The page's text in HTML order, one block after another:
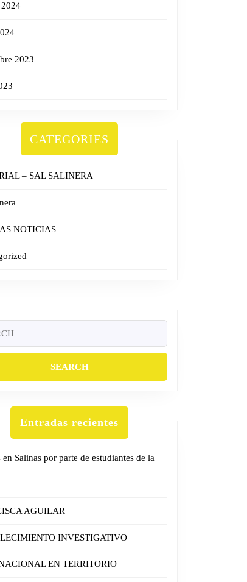
2023
CATEGORIES
– SAL SALINERA
NOTICIAS
Entradas recientes
en Salinas por parte de estudiantes de la
AGUILAR
INVESTIGATIVO
EN TERRITORIO